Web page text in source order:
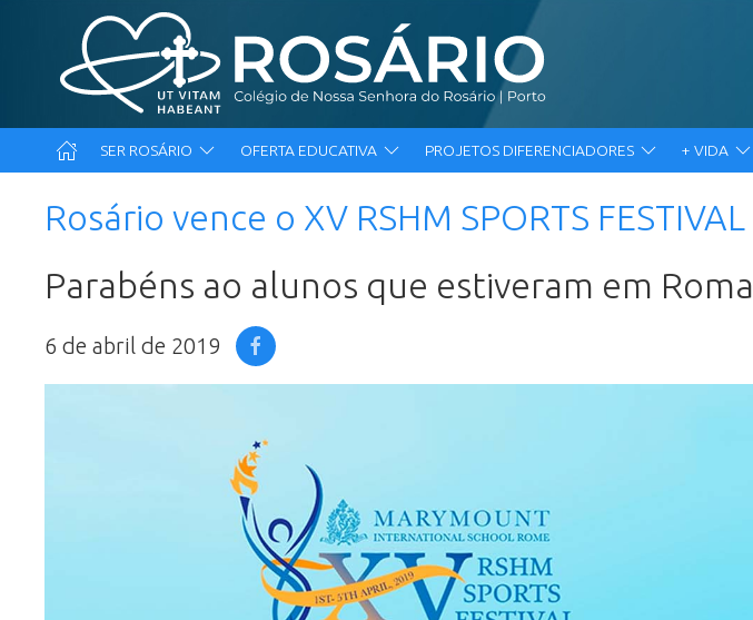
SER ROSÁRIO OFERTA EDUCATIVA PROJETOS DIFERENCIADORES + VIDA
Rosário vence o XV RSHM SPORTS FESTIVAL
Parabéns ao alunos que estiveram em Roma
6 de abril de 2019